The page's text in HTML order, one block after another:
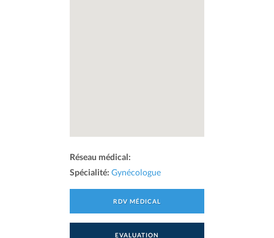
Réseau médical:
Spécialité: Gynécologue
RDV MÉDICAL
EVALUATION